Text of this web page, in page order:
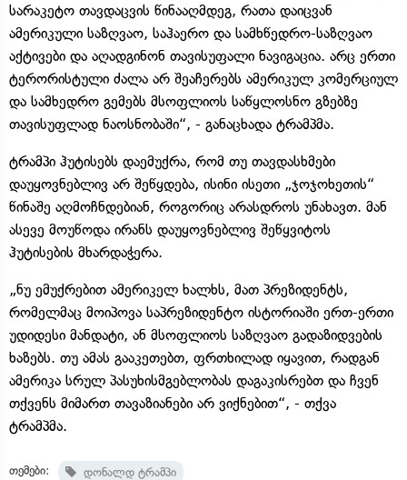
სარაკეტო თავდაცვის წინააღმდეგ, რათა დაიცვან
ამერიკული საზღვაო, საჰაერო და სამხწედრო-საზღვაო
აქტივები და აღადგინონ თავისუფალი ნავიგაცია. არც ერთი
ტერორისტული ძალა არ შეაჩერებს ამერიკულ კომერციულ
და სამხედრო გემებს მსოფლიოს საწყლოსნო გზებზე
თავისუფლად ნაოსნობაში“, - განაცხადა ტრამპმა.
ტრამპი ჰუტისებს დაემუქრა, რომ თუ თავდასხმები
დაუყოვნებლივ არ შეწყდება, ისინი ისეთი „ჯოჯოხეთის“
წინაშე აღმოჩნდებიან, როგორიც არასდროს უნახავთ. მან
ასევე მოუწოდა ირანს დაუყოვნებლივ შეწყვიტოს
ჰუტისების მხარდაჭერა.
„ნუ ემუქრებით ამერიკელ ხალხს, მათ პრეზიდენტს,
რომელმაც მოიპოვა საპრეზიდენტო ისტორიაში ერთ-ერთი
უდიდესი მანდატი, ან მსოფლიოს საზღვაო გადაზიდვების
ხაზებს. თუ ამას გააკეთებთ, ფრთხილად იყავით, რადგან
ამერიკა სრულ პასუხისმგებლობას დაგაკისრებთ და ჩვენ
თქვენს მიმართ თავაზიანები არ ვიქნებით“, - თქვა
ტრამპმა.
თემები: დონალდ ტრამპი